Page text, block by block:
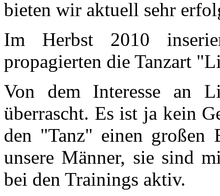
bieten wir aktuell sehr
Im Herbst 2010
propagierten die Tanzart
Von dem Interesse an
überrascht. Es ist ja kein
den "Tanz" einen großen
unsere Männer, sie sind
bei den Trainings aktiv.